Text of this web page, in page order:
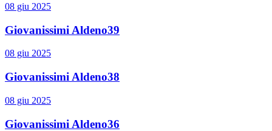
08 giu 2025
Giovanissimi Aldeno39
08 giu 2025
Giovanissimi Aldeno38
08 giu 2025
Giovanissimi Aldeno36